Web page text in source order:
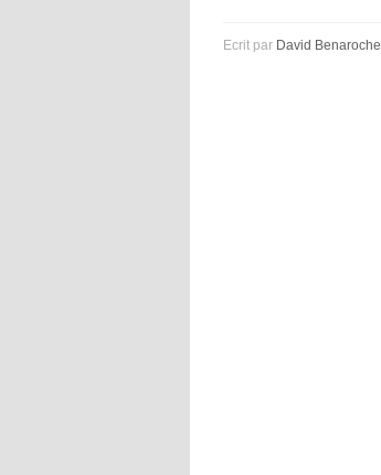
Ecrit par David Benaroche